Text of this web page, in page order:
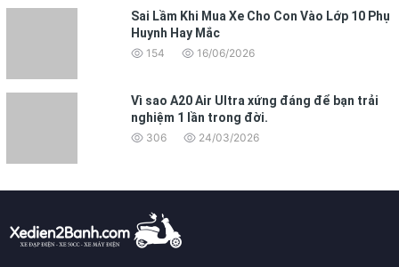
Sai Lầm Khi Mua Xe Cho Con Vào Lớp 10 Phụ
Huynh Hay Mắc
154 16/06/2026
Vì sao A20 Air Ultra xứng đáng để bạn trải
nghiệm 1 lần trong đời.
306 24/03/2026